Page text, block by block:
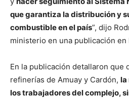
que garantiza la distribución y
combustible en el país”, dijo
ministerio en una publicación en
En la publicación detallaron que
refinerías de Amuay y Cardón, la
los trabajadores del complejo,